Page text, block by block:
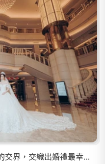
《台北婚禮攝影》在歡笑與淚的交界，交織出婚禮最幸福甜的模樣